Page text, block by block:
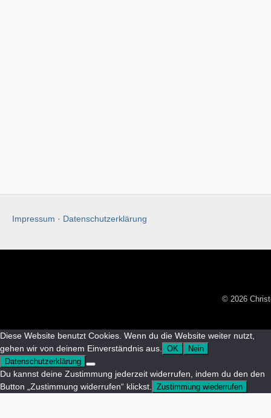
Impressum · Datenschutzerklärung
© 2026
Diese Website benutzt Cookies. Wenn du die Website weiter nutzt,
gehen wir von deinem Einverständnis aus.
OK
Nein
Datenschutzerklärung
Du kannst deine Zustimmung jederzeit widerrufen, indem du den den
Button „Zustimmung widerrufen“ klickst.
Zustimmung wiederrufen